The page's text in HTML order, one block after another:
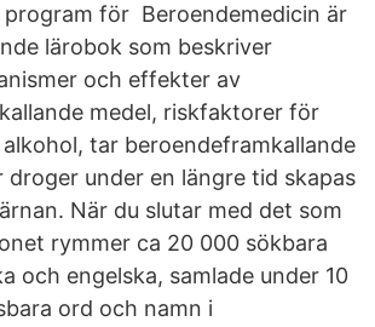
program för Beroendemedicin är
lärobok som beskriver
och effekter av
medel, riskfaktorer för
tar beroendeframkallande
droger under en längre tid skapas
När du slutar med det som
rymmer ca 20 000 sökbara
och engelska, samlade under 10
ord och namn i